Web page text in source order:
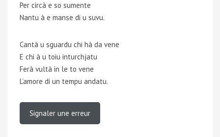
Per circà e so sumente
Nantu à e manse di u suvu.
Cantà u sguardu chi hà da vene
E chi à u toiu inturchjatu
Ferà vultà in le to vene
L’amore di un tempu andatu.
Signaler une erreur